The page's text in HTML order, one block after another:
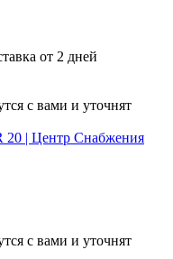
от 2 дней
с вами и уточнят
с вами и уточнят